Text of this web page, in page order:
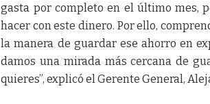
gasta por completo en el último mes,
hacer con este dinero. Por ello,
la manera de guardar ese ahorro en
damos una mirada más cercana de
quieres”, explicó el Gerente General,